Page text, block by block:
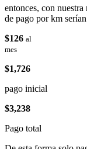
entonces, con nuestra
de pago por km serían
$126 al
mes
$1,726
pago inicial
$3,238
Pago total